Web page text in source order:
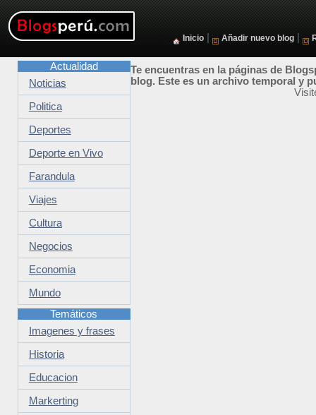
Inicio Añadir nuevo blog
Te encuentras en la páginas de
blog. Este es un archivo temporal y
Actualidad
Noticias
Politica
Deportes
Deporte en Vivo
Farandula
Viajes
Cultura
Negocios
Economia
Mundo
Temáticos
Imagenes y frases
Historia
Educacion
Markerting